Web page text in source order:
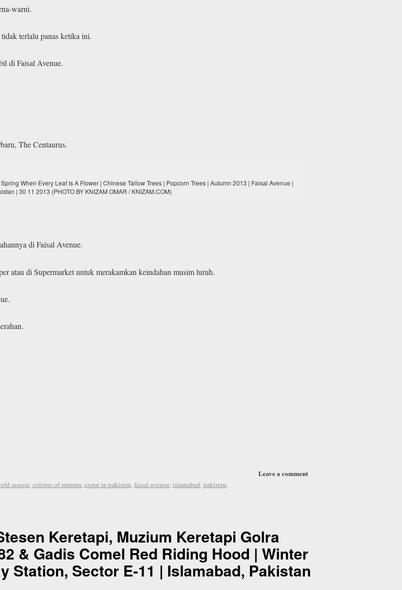
warni.
terlalu panas ketika ini.
di Faisal Avenue.
The Centaurus.
When Every Leaf Is A Flower | Chinese Tallow Trees | Popcorn Trees | Autumn 2013 | Faisal Avenue |
| 30 11 2013 (PHOTO BY KNIZAM OMAR / KNIZAM.COM)
di Faisal Avenue.
atau di Supermarket untuk merakamkan keindahan musim luruh.
Leave a comment
season,colours of autumn,expat in pakistan,faisal avenue,islamabad,pakistan,
Keretapi, Muzium Keretapi Golra
& Gadis Comel Red Riding Hood | Winter
Station, Sector E-11 | Islamabad, Pakistan